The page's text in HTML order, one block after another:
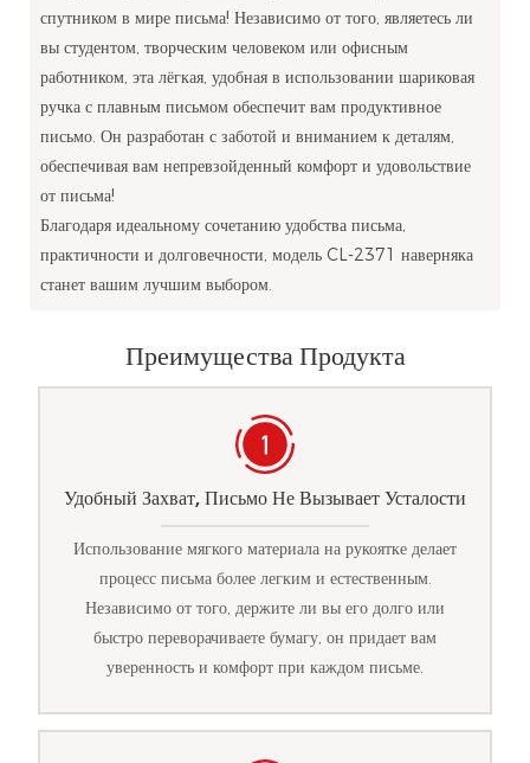
спутником в мире письма! Независимо от того, являетесь ли
вы студентом, творческим человеком или офисным
работником, эта лёгкая, удобная в использовании шариковая
ручка с плавным письмом обеспечит вам продуктивное
письмо. Он разработан с заботой и вниманием к деталям,
обеспечивая вам непревзойденный комфорт и удовольствие
от письма!
Благодаря идеальному сочетанию удобства письма,
практичности и долговечности, модель CL-2371 наверняка
станет вашим лучшим выбором.
Преимущества Продукта
Удобный Захват, Письмо Не Вызывает Усталости
Использование мягкого материала на рукоятке делает
процесс письма более легким и естественным.
Независимо от того, держите ли вы его долго или
быстро переворачиваете бумагу, он придает вам
уверенность и комфорт при каждом письме.